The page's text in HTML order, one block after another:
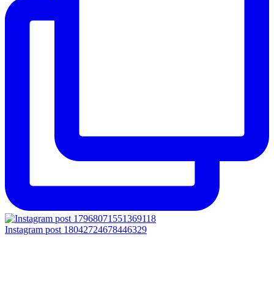
Instagram post 18042724678446329